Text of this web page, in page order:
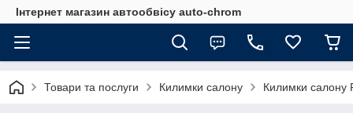
Інтернет магазин автообвісу auto-chrom
Товари та послуги Килимки салону Килимки салону